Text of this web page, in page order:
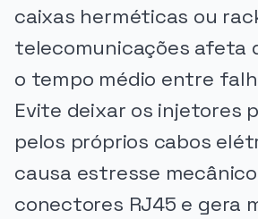
caixas herméticas ou
telecomunicações afeta
o tempo médio entre
Evite deixar os injetores
pelos próprios cabos
causa estresse
conectores RJ45 e gera